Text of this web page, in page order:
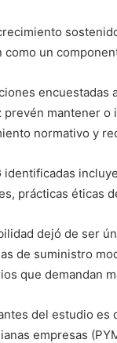
un
mantener
normativo y
identificadas
prácticas éticas
dejó de ser
de suministro
que demandan
del estudio
empresas